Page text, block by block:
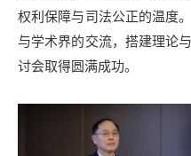
权利保障与司法公正的温度
与学术界的交流，搭建理论
讨会取得圆满成功。